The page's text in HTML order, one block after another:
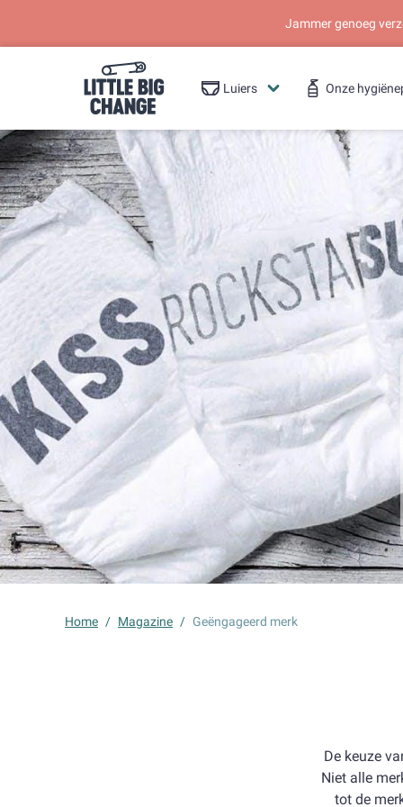
Jammer genoeg
Luiers Onze
Home / Magazine / Geëngageerd merk
De keuze
Niet alle
tot de